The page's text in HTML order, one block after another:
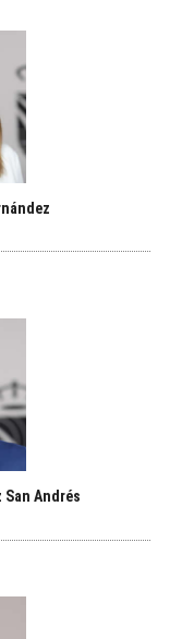
San Andrés